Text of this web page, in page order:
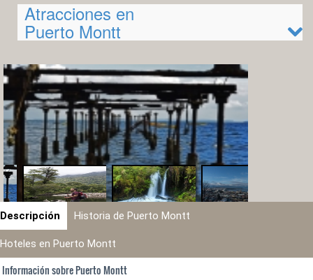
Atracciones en
Puerto Montt
Descripción Historia de Puerto Montt
Hoteles en Puerto Montt
Información sobre Puerto Montt